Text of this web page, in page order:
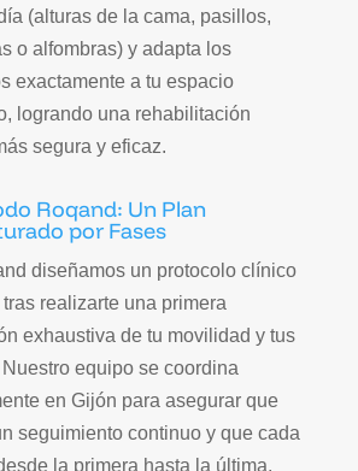
(alturas de la cama, pasillos,
o alfombras) y adapta los
exactamente a tu espacio
logrando una rehabilitación
segura y eficaz.
Roqand: Un Plan
por Fases
diseñamos un protocolo clínico
realizarte una primera
exhaustiva de tu movilidad y tus
equipo se coordina
en Gijón para asegurar que
seguimiento continuo y que cada
la primera hasta la última,